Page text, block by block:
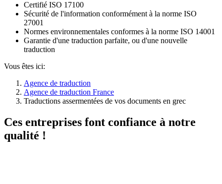
Certifié ISO 17100
Sécurité de l'information conformément à la norme ISO
27001
Normes environnementales conformes à la norme ISO 14001
Garantie d'une traduction parfaite, ou d'une nouvelle
traduction
Vous êtes ici:
Agence de traduction
Agence de traduction France
Traductions assermentées de vos documents en grec
Ces entreprises font confiance à notre
qualité !